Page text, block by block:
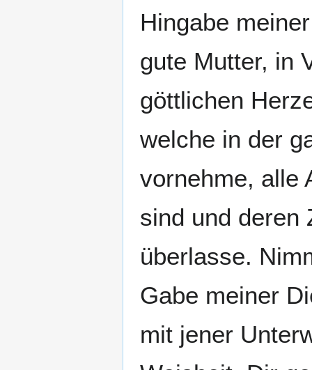
Hingabe
gute Mutter, in
göttlichen
welche in der
vornehme, alle
sind und deren
überlasse.
Gabe meiner
mit jener